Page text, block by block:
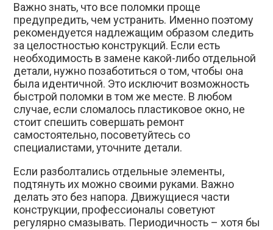
Важно знать, что все поломки проще
предупредить, чем устранить. Именно поэтому
рекомендуется надлежащим образом следить
за целостностью конструкций. Если есть
необходимость в замене какой-либо отдельной
детали, нужно позаботиться о том, чтобы она
была идентичной. Это исключит возможность
быстрой поломки в том же месте. В любом
случае, если сломалось пластиковое окно, не
стоит спешить совершать ремонт
самостоятельно, посоветуйтесь со
специалистами, уточните детали.
Если разболтались отдельные элементы,
подтянуть их можно своими руками. Важно
делать это без напора. Движущиеся части
конструкции, профессионалы советуют
регулярно смазывать. Периодичность – хотя бы